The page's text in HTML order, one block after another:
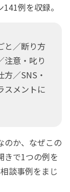
例を収録。
と／断り方
注意・叱り
／SNS・
スメントに
のか、なぜこの
きで1つの例を
談事例をまじ